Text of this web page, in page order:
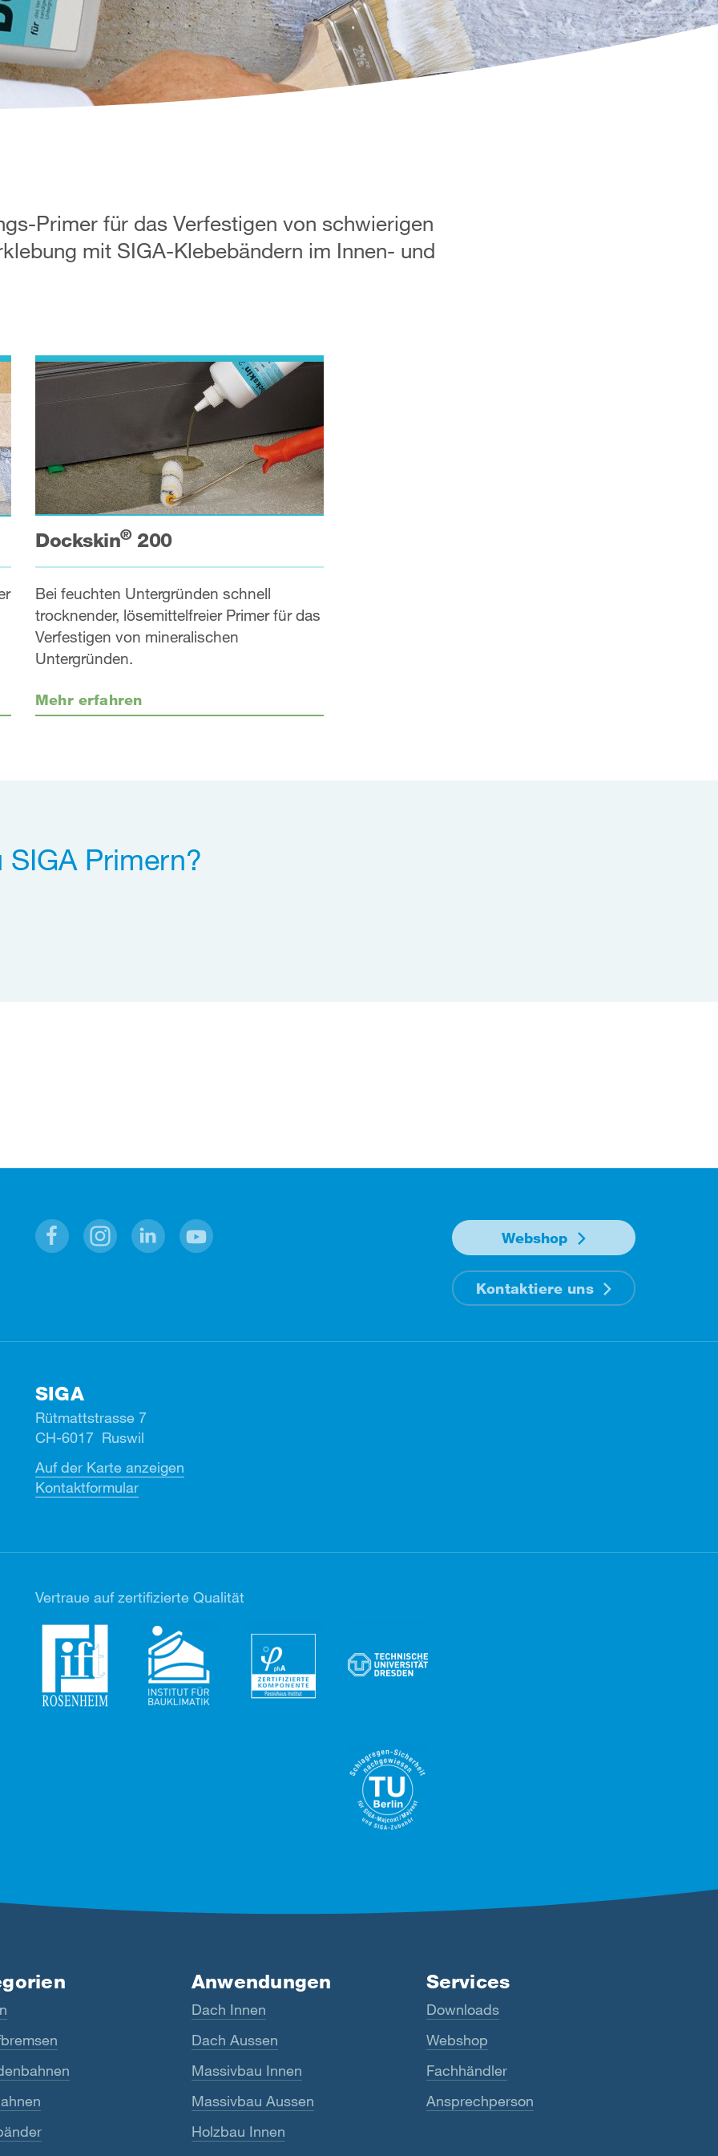
Primer für das Verfestigen von schwierigen
mit SIGA-Klebebändern im Innen- und
Dockskin® 200
Bei feuchten Untergründen schnell
trocknender, lösemittelfreier Primer für das
Verfestigen von mineralischen
Untergründen.
Mehr erfahren
Primern?
Webshop
Kontaktiere uns
SIGA
Rütmattstrasse 7
CH-6017 Ruswil
Auf der Karte anzeigen
Kontaktformular
Vertraue auf zertifizierte Qualität
Anwendungen
Dach Innen
Dach Aussen
Massivbau Innen
Massivbau Aussen
Holzbau Innen
Services
Downloads
Webshop
Fachhändler
Ansprechperson